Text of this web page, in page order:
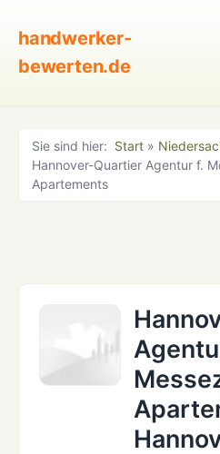
handwerker-
bewerten.de
Sie sind hier: Start »
Hannover-Quartier Agentur f.
Apartements